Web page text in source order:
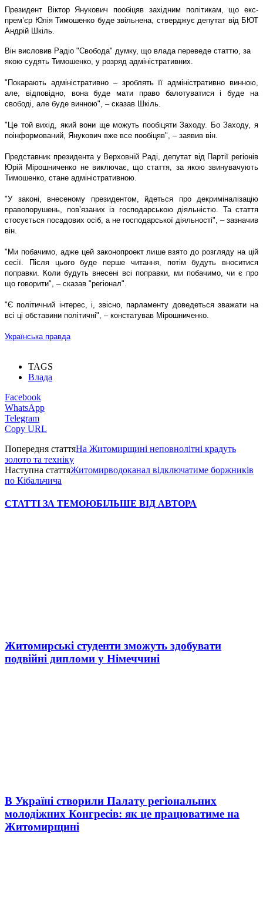
Президент Віктор Янукович пообіцяв західним політикам, що екс-
прем’єр Юлія Тимошенко буде звільнена, стверджує депутат від БЮТ
Андрій Шкіль.
Він висловив Радіо "Свобода" думку, що влада переведе статтю, за
якою судять Тимошенко, у розряд адміністративних.
"Покарають адміністративно – зроблять її адміністративно винною,
але, відповідно, вона буде мати право балотуватися і буде на
свободі, але буде винною", – сказав Шкіль.
"Це той вихід, який вони ще можуть пообіцяти Заходу. Бо Заходу, я
поінформований, Янукович вже все пообіцяв", – заявив він.
Представник президента у Верховній Раді, депутат від Партії регіонів
Юрій Мірошниченко не виключає, що стаття, за якою звинувачують
Тимошенко, стане адміністративною.
"У законі, внесеному президентом, йдеться про декриміналізацію
правопорушень, пов’язаних із господарською діяльністю. Та стаття
стосується посадових осіб, а не господарської діяльності", – зазначив
він.
"Ми побачимо, адже цей законопроект лише взято до розгляду на цій
сесії. Після цього буде перше читання, потім будуть вноситися
поправки. Коли будуть внесені всі поправки, ми побачимо, чи є про
що говорити", – сказав "регіонал".
"Є політичний інтерес, і, звісно, парламенту доведеться зважати на
всі ці обставини політичні", – констатував Мірошниченко.
Українська правда
TAGS
Влада
Facebook
WhatsApp
Telegram
Copy URL
Попередня статтяНа Житомирщині неповнолітні крадуть
золото та техніку
Наступна статтяЖитомирводоканал відключатиме боржників
по Кібальчича
СТАТТІ ЗА ТЕМОЮБІЛЬШЕ ВІД АВТОРА
Житомирські студенти зможуть здобувати
подвійні дипломи у Німеччині
В Україні створили Палату регіональних
молодіжних Конгресів: як це працюватиме на
Житомирщині